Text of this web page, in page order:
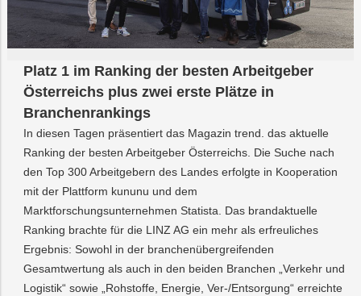
Platz 1 im Ranking der besten Arbeitgeber
Österreichs plus zwei erste Plätze in
Branchenrankings
In diesen Tagen präsentiert das Magazin trend. das aktuelle
Ranking der besten Arbeitgeber Österreichs. Die Suche nach
den Top 300 Arbeitgebern des Landes erfolgte in Kooperation
mit der Plattform kununu und dem
Marktforschungsunternehmen Statista. Das brandaktuelle
Ranking brachte für die LINZ AG ein mehr als erfreuliches
Ergebnis: Sowohl in der branchenübergreifenden
Gesamtwertung als auch in den beiden Branchen „Verkehr und
Logistik“ sowie „Rohstoffe, Energie, Ver-/Entsorgung“ erreichte